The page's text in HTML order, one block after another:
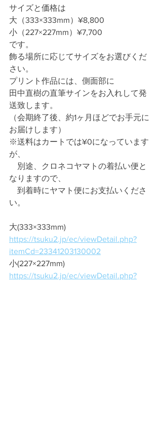
サイズと価格は
大（333×333mm）¥8,800
小（227×227mm）¥7,700
です。
飾る場所に応じてサイズをお選びくだ
さい。
プリント作品には、側面部に
田中直樹の直筆サインをお入れして発
送致します。
（会期終了後、約1ヶ月ほどでお手元に
お届けします）
※送料はカートでは¥0になっています
が、
別途、クロネコヤマトの着払い便と
なりますので、
到着時にヤマト便にお支払いくださ
い。
大(333×333mm)
https://tsuku2.jp/ec/viewDetail.php?
itemCd=23341203130002
小(227×227mm)
https://tsuku2.jp/ec/viewDetail.php?